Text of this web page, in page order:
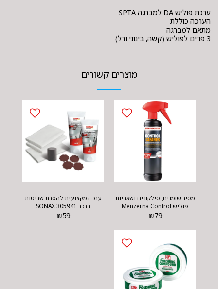
ערכת פוליש DA למברגה SPTA
הערכה כוללת
מתאם למברגה
3 פדים לפוליש (קשה, בינוני ורל)
מוצרים קשורים
מסיר שומנים, סילקונים ושאריות
פוליש Menzerna Control
Cleaner
₪79
ערכה מקצועית להסרת שריטות
ברכב SONAX 305941
₪59